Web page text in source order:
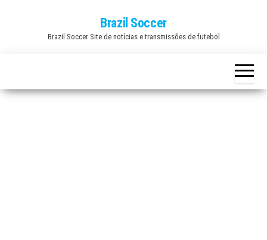
Brazil Soccer
Brazil Soccer Site de notícias e transmissões de futebol